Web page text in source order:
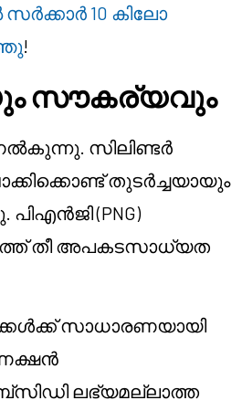
10 കിലോ
!
സൗകര്യവും
സിലിണ്ടർ
തുടർച്ചയായും
(PNG)
തീ അപകടസാധ്യത
സാധാരണയായി
ലഭ്യമല്ലാത്ത